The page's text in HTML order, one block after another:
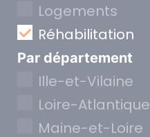
Logements
Réhabilitation
Par département
Ille-et-Vilaine
Loire-Atlantique
Maine-et-Loire